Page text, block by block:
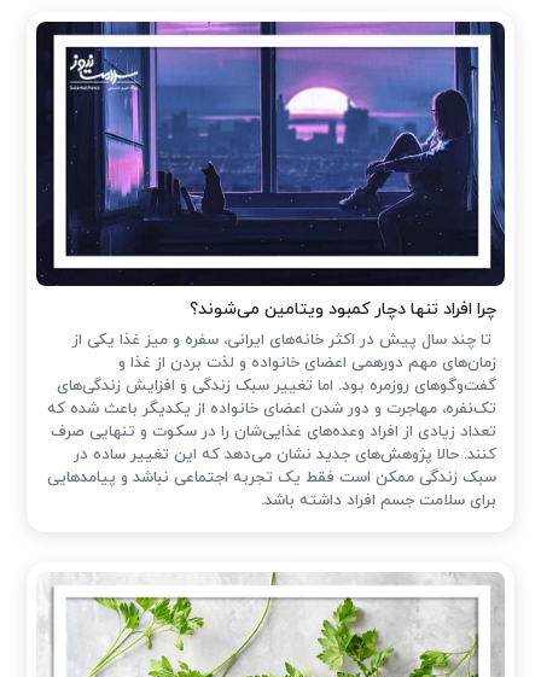
چرا افراد تنها دچار کمبود ویتامین می‌شوند؟
تا چند سال پیش در اکثر خانه‌های ایرانی، سفره و میز غذا یکی از
زمان‌های مهم دورهمی اعضای خانواده و لذت بردن از غذا و
گفت‌وگوهای روزمره بود. اما تغییر سبک زندگی و افزایش زندگی‌های
تک‌نفره، مهاجرت و دور شدن اعضای خانواده از یکدیگر باعث شده که
تعداد زیادی از افراد وعده‌های غذایی‌شان را در سکوت و تنهایی صرف
کنند. حالا پژوهش‌های جدید نشان می‌دهد که این تغییر ساده در
سبک زندگی ممکن است فقط یک تجربه اجتماعی نباشد و پیامدهایی
برای سلامت جسم افراد داشته باشد.